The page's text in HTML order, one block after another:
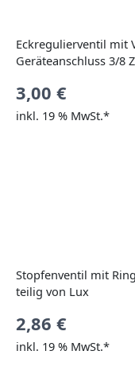
Eckregulierventil mit
Geräteanschluss 3/8
3,00 €
inkl. 19 % MwSt.*
Stopfenventil mit
teilig von Lux
2,86 €
inkl. 19 % MwSt.*